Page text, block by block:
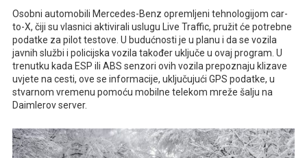
Osobni automobili Mercedes-Benz opremljeni tehnologijom car-
to-X, čiji su vlasnici aktivirali uslugu Live Traffic, pružit će potrebne
podatke za pilot testove. U budućnosti je u planu i da se vozila
javnih službi i policijska vozila također uključe u ovaj program. U
trenutku kada ESP ili ABS senzori ovih vozila prepoznaju klizave
uvjete na cesti, ove se informacije, uključujući GPS podatke, u
stvarnom vremenu pomoću mobilne telekom mreže šalju na
Daimlerov server.